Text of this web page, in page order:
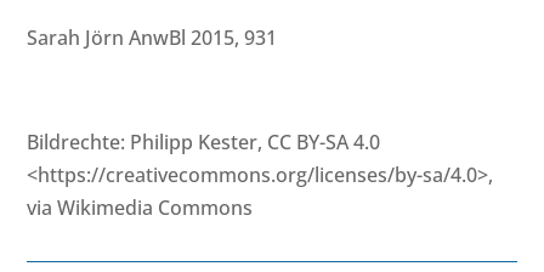
Sarah Jörn AnwBl 2015, 931
Bildrechte: Philipp Kester, CC BY-SA 4.0
<https://creativecommons.org/licenses/by-sa/4.0>,
via Wikimedia Commons